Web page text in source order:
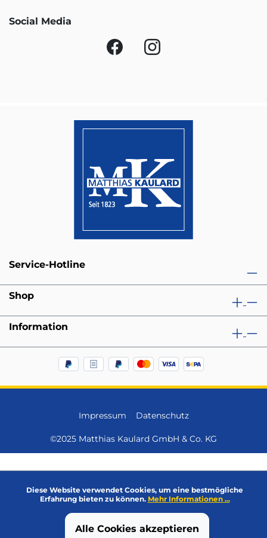
Social Media
Service-Hotline
Shop
Information
Impressum Datenschutz
©2025 Matthias Kaulard GmbH & Co. KG
Diese Website verwendet Cookies, um eine bestmögliche
Erfahrung bieten zu können. Mehr Informationen ...
Alle Cookies akzeptieren